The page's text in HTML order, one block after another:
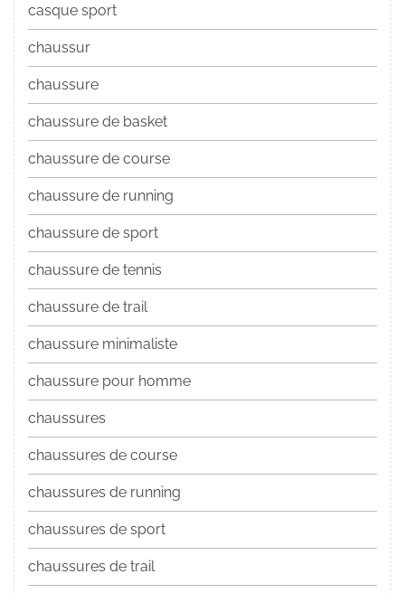
casque sport
chaussur
chaussure
chaussure de basket
chaussure de course
chaussure de running
chaussure de sport
chaussure de tennis
chaussure de trail
chaussure minimaliste
chaussure pour homme
chaussures
chaussures de course
chaussures de running
chaussures de sport
chaussures de trail